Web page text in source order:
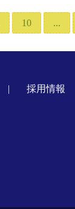
10 ...
採用情報